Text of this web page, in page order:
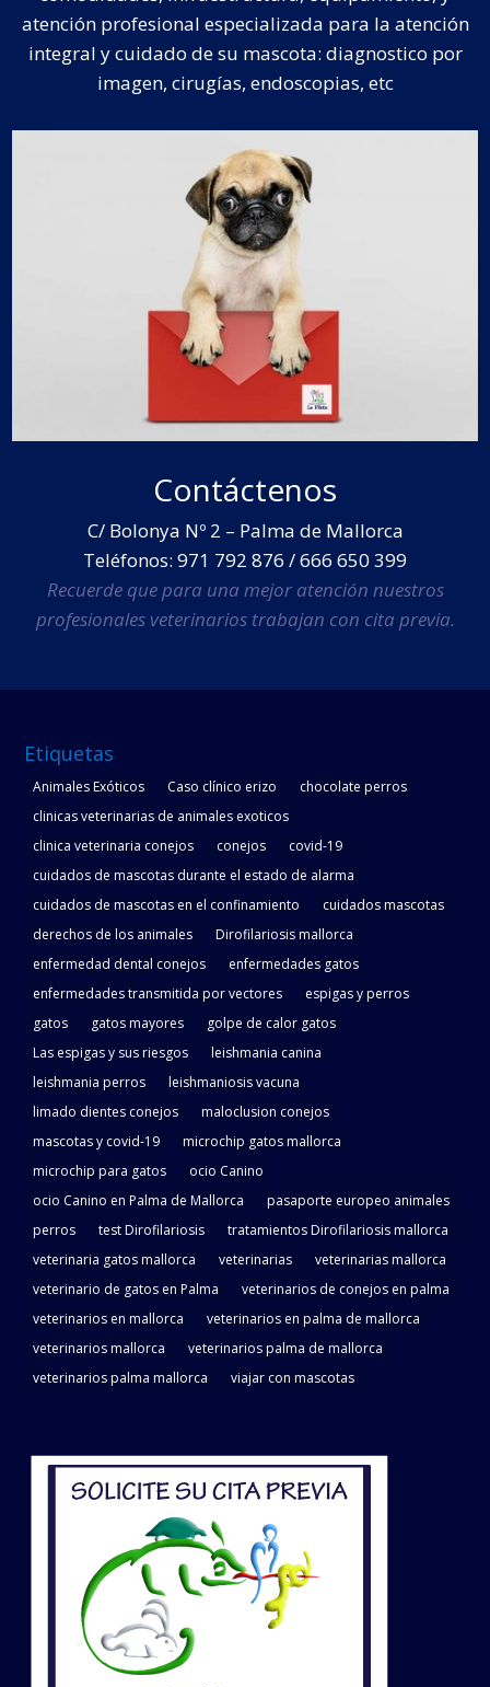
atención profesional especializada para la atención
integral y cuidado de su mascota: diagnostico por
imagen, cirugías, endoscopias, etc
Contáctenos
C/ Bolonya Nº 2 – Palma de Mallorca
Teléfonos: 971 792 876 / 666 650 399
Recuerde que para una mejor atención nuestros
profesionales veterinarios trabajan con cita previa.
Etiquetas
Animales Exóticos Caso clínico erizo
chocolate perros
clinicas veterinarias de animales exoticos
clinica veterinaria conejos
conejos
covid-19
cuidados de mascotas durante el estado de alarma
cuidados de mascotas en el confinamiento
cuidados mascotas
derechos de los animales
Dirofilariosis mallorca
enfermedad dental conejos
enfermedades gatos
enfermedades transmitida por vectores
espigas y perros
gatos
gatos mayores
golpe de calor gatos
Las espigas y sus riesgos
leishmania canina
leishmania perros
leishmaniosis vacuna
limado dientes conejos
maloclusion conejos
mascotas y covid-19
microchip gatos mallorca
microchip para gatos
ocio Canino
ocio Canino en Palma de Mallorca
pasaporte europeo animales
perros
test Dirofilariosis
tratamientos Dirofilariosis mallorca
veterinaria gatos mallorca
veterinarias
veterinarias mallorca
veterinario de gatos en Palma
veterinarios de conejos en palma
veterinarios en mallorca
veterinarios en palma de mallorca
veterinarios mallorca
veterinarios palma de mallorca
veterinarios palma mallorca
viajar con mascotas